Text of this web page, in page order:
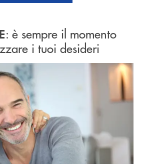
: è sempre il momento
i tuoi desideri